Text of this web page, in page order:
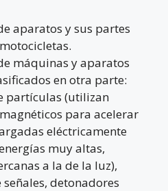
aparatos y sus partes
máquinas y aparatos
en otra parte:
partículas (utilizan
para acelerar
eléctricamente
muy altas,
a la de la luz),
detonadores